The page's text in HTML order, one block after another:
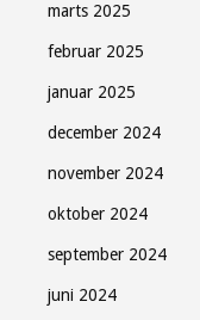
marts 2025
februar 2025
januar 2025
december 2024
november 2024
oktober 2024
september 2024
juni 2024